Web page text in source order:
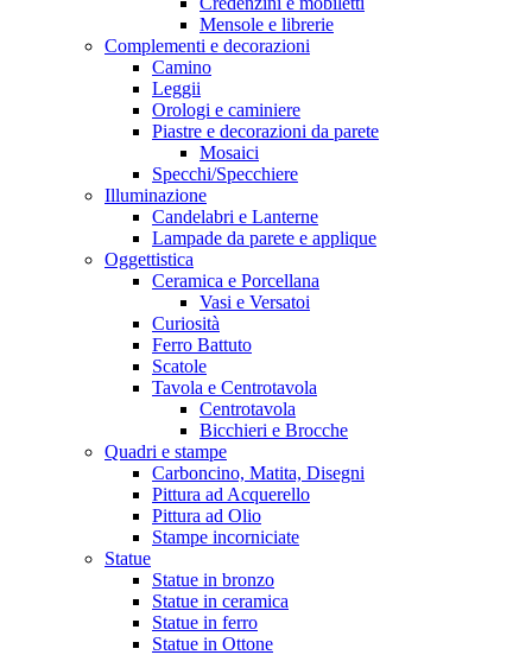
Mensole e librerie
Complementi e decorazioni
Camino
Leggii
Orologi e caminiere
Piastre e decorazioni da parete
Mosaici
Specchi/Specchiere
Illuminazione
Candelabri e Lanterne
Lampade da parete e applique
Oggettistica
Ceramica e Porcellana
Vasi e Versatoi
Curiosità
Ferro Battuto
Scatole
Tavola e Centrotavola
Centrotavola
Bicchieri e Brocche
Quadri e stampe
Carboncino, Matita, Disegni
Pittura ad Acquerello
Pittura ad Olio
Stampe incorniciate
Statue
Statue in bronzo
Statue in ceramica
Statue in ferro
Statue in Ottone